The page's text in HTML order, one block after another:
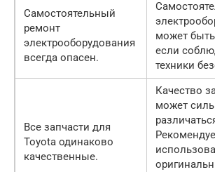
Самостоятельный
ремонт
электрооборудования
всегда опасен.
может
если
техники
Все запчасти для
Toyota одинаково
качественные.
Качество
может